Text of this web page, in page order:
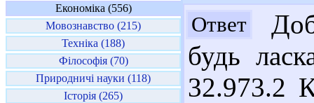
Економіка (556)
Мовознавство (215)
Техніка (188)
Філософія (70)
Природничі науки (118)
Історія (265)
Ответ
будь
32.973.2